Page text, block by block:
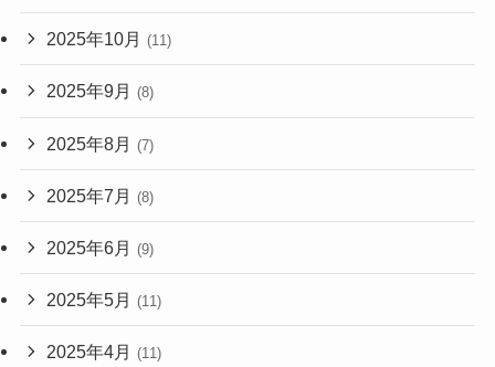
2025年10月 (11)
2025年9月 (8)
2025年8月 (7)
2025年7月 (8)
2025年6月 (9)
2025年5月 (11)
2025年4月 (11)